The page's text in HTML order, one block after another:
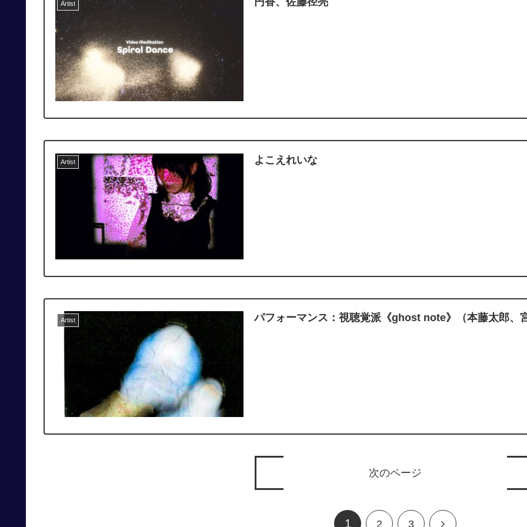
Artist
Artist よこえれいな
Artist パフォーマンス：視聴覚派《ghost note》（本藤太郎、
次のページ
1 2 3